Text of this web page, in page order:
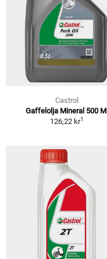
Castrol
Gaffelolja Mineral 500 Ml
126,22 kr1